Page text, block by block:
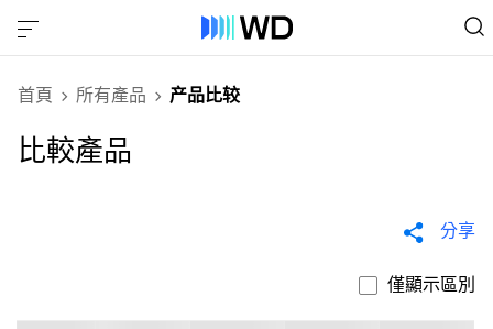
首頁 所有產品 产品比较
比較產品
分享
僅顯示區別